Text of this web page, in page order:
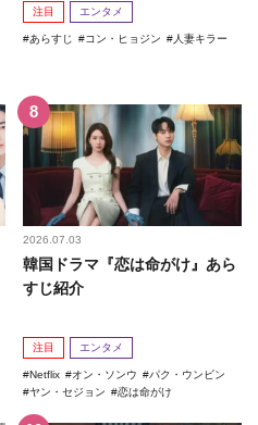
注目 エンタメ
あらすじ コン・ヒョジン 人妻キラー
2026.07.03
韓国ドラマ『恋は命がけ』あら
すじ紹介
注目 エンタメ
Netflix オン・ソンウ
パク・ウンビン
ヤン・セジョン
恋は命がけ